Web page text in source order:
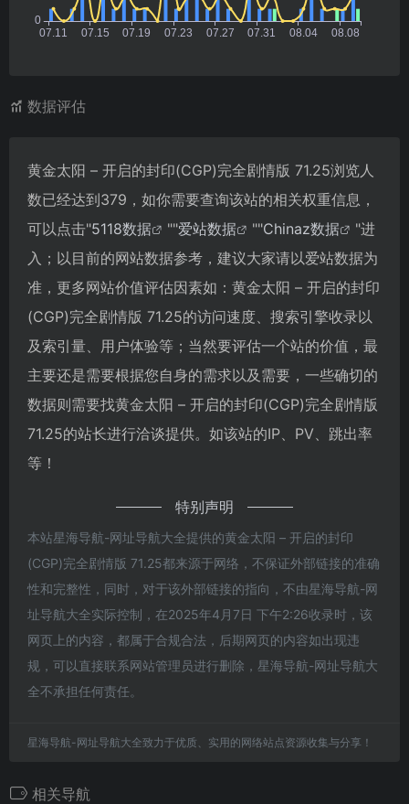
数据评估
黄金太阳 – 开启的封印(CGP)完全剧情版 71.25浏览人
数已经达到379，如你需要查询该站的相关权重信息，
可以点击"5118数据 ""爱站数据 ""Chinaz数据
"进
入；以目前的网站数据参考，建议大家请以爱站数据为
准，更多网站价值评估因素如：黄金太阳 – 开启的封印
(CGP)完全剧情版 71.25的访问速度、搜索引擎收录以
及索引量、用户体验等；当然要评估一个站的价值，最
主要还是需要根据您自身的需求以及需要，一些确切的
数据则需要找黄金太阳 – 开启的封印(CGP)完全剧情版
71.25的站长进行洽谈提供。如该站的IP、PV、跳出率
等！
特别声明
本站星海导航-网址导航大全提供的黄金太阳 – 开启的封印
(CGP)完全剧情版 71.25都来源于网络，不保证外部链接的准确
性和完整性，同时，对于该外部链接的指向，不由星海导航-网
址导航大全实际控制，在2025年4月7日 下午2:26收录时，该
网页上的内容，都属于合规合法，后期网页的内容如出现违
规，可以直接联系网站管理员进行删除，星海导航-网址导航大
全不承担任何责任。
星海导航-网址导航大全致力于优质、实用的网络站点资源收集与分享！
相关导航